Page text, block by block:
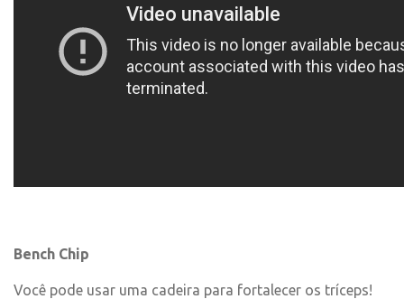
Bench Chip
Você pode usar uma cadeira para fortalecer os tríceps!